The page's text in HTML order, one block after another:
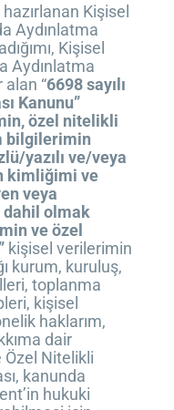
Kişisel
Aydınlatma
Kişisel
Aydınlatma
“6698 sayılı
Kanunu”
özel nitelikli
bilgilerimin
yazılı ve/veya
kimliğimi ve
veya
olmak
ve özel
kişisel verilerimin
kurum, kuruluş,
toplanma
kişisel
haklarım,
dair
Nitelikli
kanunda
hukuki